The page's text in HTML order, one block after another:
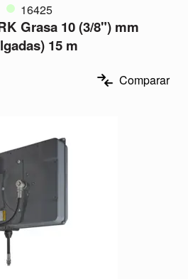
16425
Grasa 10 (3/8") mm
15 m
Comparar